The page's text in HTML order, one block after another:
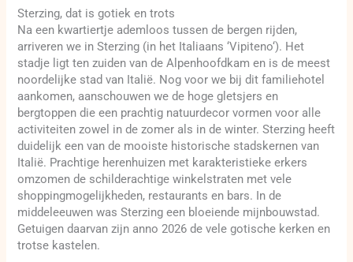
Sterzing, dat is gotiek en trots
Na een kwartiertje ademloos tussen de bergen rijden,
arriveren we in Sterzing (in het Italiaans ‘Vipiteno‘). Het
stadje ligt ten zuiden van de Alpenhoofdkam en is de meest
noordelijke stad van Italië. Nog voor we bij dit familiehotel
aankomen, aanschouwen we de hoge gletsjers en
bergtoppen die een prachtig natuurdecor vormen voor alle
activiteiten zowel in de zomer als in de winter. Sterzing heeft
duidelijk een van de mooiste historische stadskernen van
Italië. Prachtige herenhuizen met karakteristieke erkers
omzomen de schilderachtige winkelstraten met vele
shoppingmogelijkheden, restaurants en bars. In de
middeleeuwen was Sterzing een bloeiende mijnbouwstad.
Getuigen daarvan zijn anno 2026 de vele gotische kerken en
trotse kastelen.